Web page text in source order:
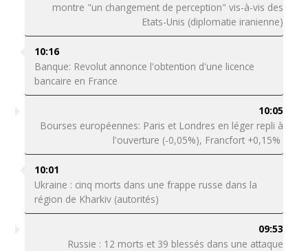
montre "un changement de perception" vis-à-vis des
Etats-Unis (diplomatie iranienne)
10:16
Banque: Revolut annonce l'obtention d'une licence
bancaire en France
10:05
Bourses européennes: Paris et Londres en léger repli à
l'ouverture (-0,05%), Francfort +0,15%
10:01
Ukraine : cinq morts dans une frappe russe dans la
région de Kharkiv (autorités)
09:53
Russie : 12 morts et 39 blessés dans une attaque